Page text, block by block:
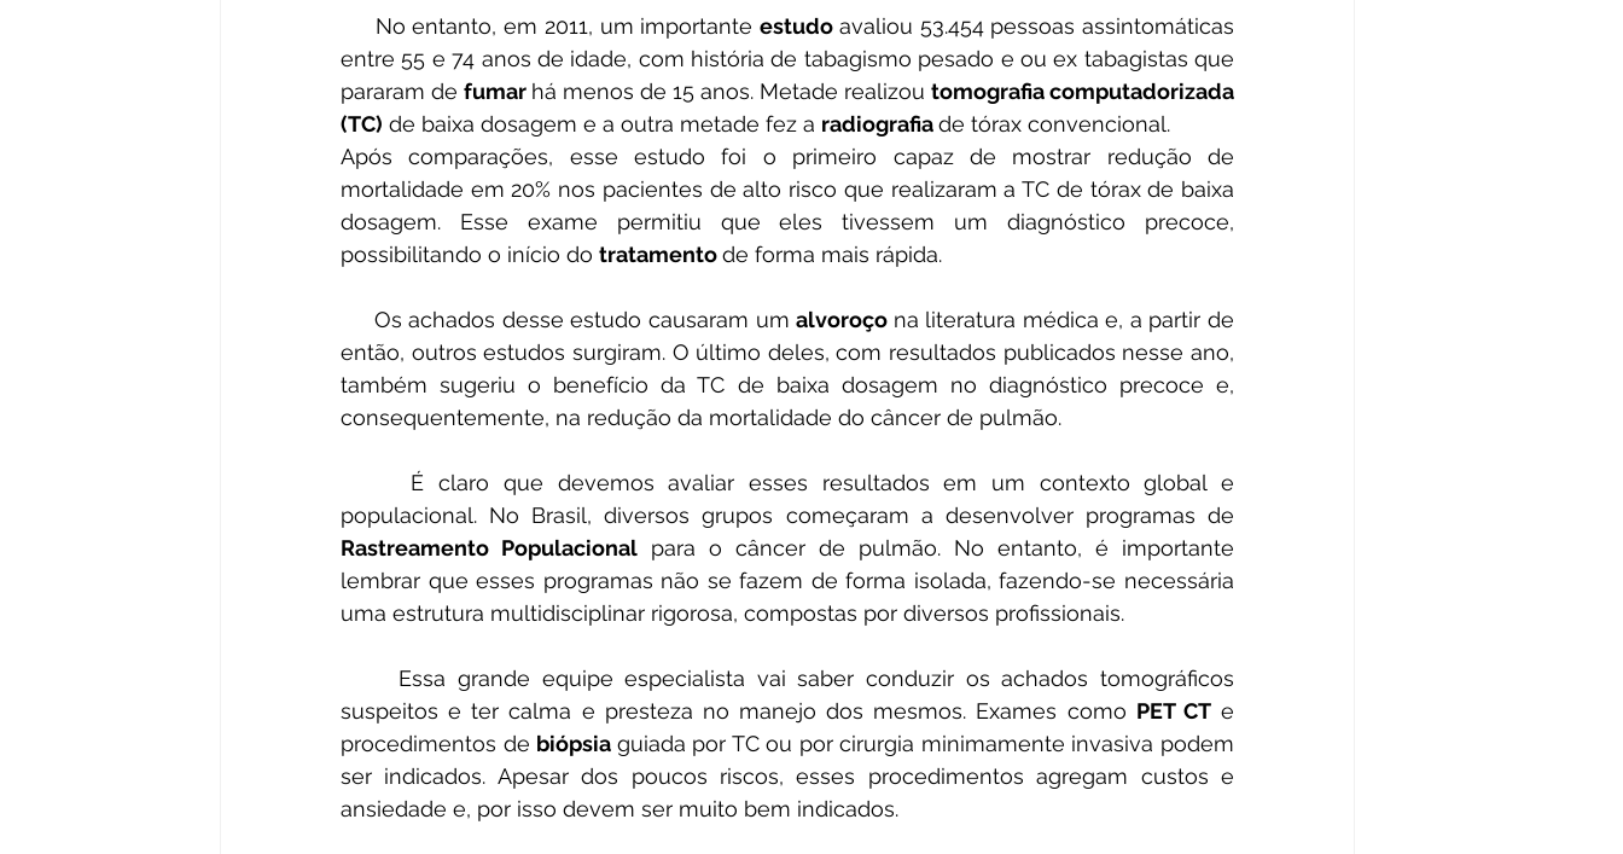
     No entanto, em 2011, um importante
estudo avaliou 53.454 pessoas assintomáticas
entre 55 e 74 anos de idade, com história de tabagismo pesado e ou ex tabagistas que
pararam de fumar há menos de 15 anos. Metade realizou tomografia computadorizada
(TC) de baixa dosagem e a outra metade fez a radiografia de tórax convencional.
Após comparações, esse estudo foi o primeiro capaz de mostrar redução de
mortalidade em 20% nos pacientes de alto risco que realizaram a TC de tórax de baixa
dosagem. Esse exame permitiu que eles tivessem um diagnóstico precoce,
possibilitando o início do tratamento de forma mais rápida.
     Os achados desse estudo causaram um
alvoroço na literatura médica e, a partir de
então, outros estudos surgiram. O último deles, com resultados publicados nesse ano,
também sugeriu o benefício da TC de baixa dosagem no diagnóstico precoce e,
consequentemente, na redução da mortalidade do câncer de pulmão.
Rastreamento Populacional para o câncer de pulmão. No entanto, é importante
lembrar que esses programas não se fazem de forma isolada, fazendo-se necessária
uma estrutura multidisciplinar rigorosa, compostas por diversos profissionais.
suspeitos e ter calma e presteza no manejo dos mesmos. Exames como PET CT e
procedimentos de biópsia guiada por TC ou por cirurgia minimamente invasiva podem
ser indicados. Apesar dos poucos riscos, esses procedimentos agregam custos e
ansiedade e, por isso devem ser muito bem indicados.